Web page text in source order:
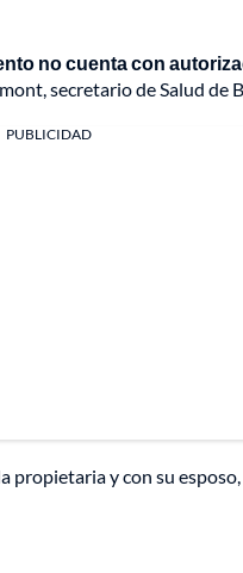
no cuenta con
secretario de Salud de
PUBLICIDAD
y con su